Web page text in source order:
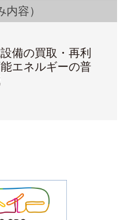
内容）
備の買取・再利
エネルギーの普